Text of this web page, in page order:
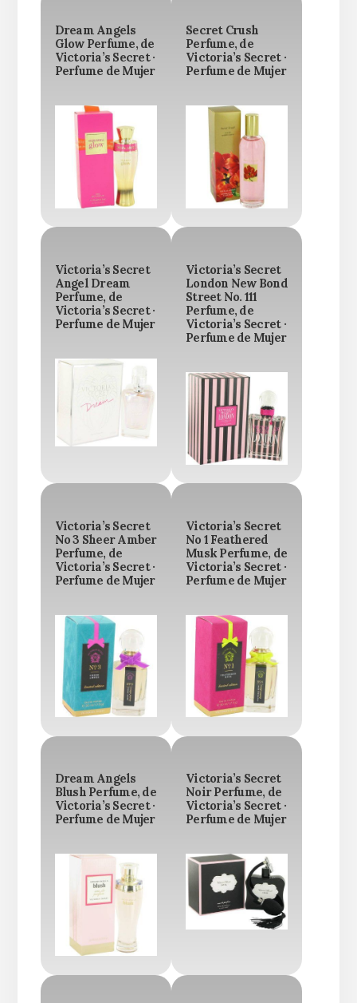
Dream Angels
Glow Perfume, de
Victoria’s Secret ·
Perfume de Mujer
Secret Crush
Perfume, de
Victoria’s Secret ·
Perfume de Mujer
Victoria’s Secret
Angel Dream
Perfume, de
Victoria’s Secret ·
Perfume de Mujer
Victoria’s Secret
London New Bond
Street No. 111
Perfume, de
Victoria’s Secret ·
Perfume de Mujer
Victoria’s Secret
No 3 Sheer Amber
Perfume, de
Victoria’s Secret ·
Perfume de Mujer
Victoria’s Secret
No 1 Feathered
Musk Perfume, de
Victoria’s Secret ·
Perfume de Mujer
Dream Angels
Blush Perfume, de
Victoria’s Secret ·
Perfume de Mujer
Victoria’s Secret
Noir Perfume, de
Victoria’s Secret ·
Perfume de Mujer